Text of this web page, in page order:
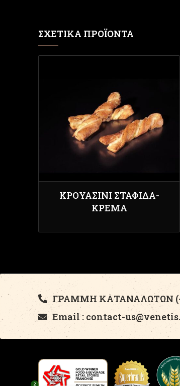
ΣΧΕΤΙΚΆ ΠΡΟΪΌΝΤΑ
ΚΡΟΥΑΣΊΝΙ ΣΤΑΦΊΔΑ-
ΚΡΈΜΑ
ΓΡΑΜΜΗ ΚΑΤΑΝΑΛΩΤΩΝ
Email : contact-
2